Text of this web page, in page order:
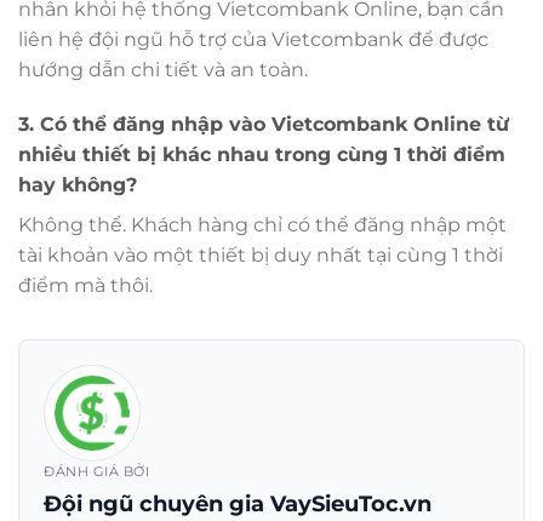
nhân khỏi hệ thống Vietcombank Online, bạn cần
liên hệ đội ngũ hỗ trợ của Vietcombank để được
hướng dẫn chi tiết và an toàn.
3. Có thể đăng nhập vào Vietcombank Online từ
nhiều thiết bị khác nhau trong cùng 1 thời điểm
hay không?
Không thể. Khách hàng chỉ có thể đăng nhập một
tài khoản vào một thiết bị duy nhất tại cùng 1 thời
điểm mà thôi.
ĐÁNH GIÁ BỞI
Đội ngũ chuyên gia VaySieuToc.vn